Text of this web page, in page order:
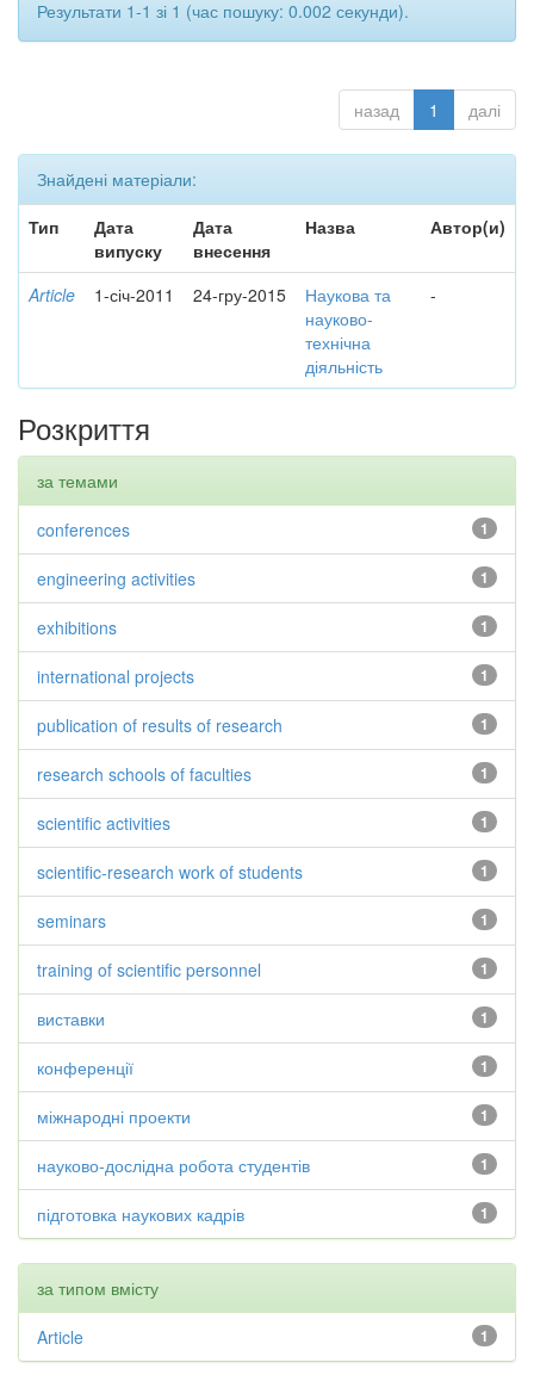
Результати 1-1 зі 1 (час пошуку: 0.002 секунди).
назад 1 далі
Знайдені матеріали:
Тип
Дата
випуску
Дата
внесення
Назва Автор(и)
Article 1-січ-2011 24-гру-2015
Наукова та
науково-
технічна
діяльність
-
Розкриття
за темами
1
conferences
1
engineering activities
1
exhibitions
1
international projects
1
publication of results of research
1
research schools of faculties
1
scientific activities
1
scientific-research work of students
1
seminars
1
training of scientific personnel
1
виставки
1
конференції
1
міжнародні проекти
1
науково-дослідна робота студентів
1
підготовка наукових кадрів
за типом вмісту
1
Article